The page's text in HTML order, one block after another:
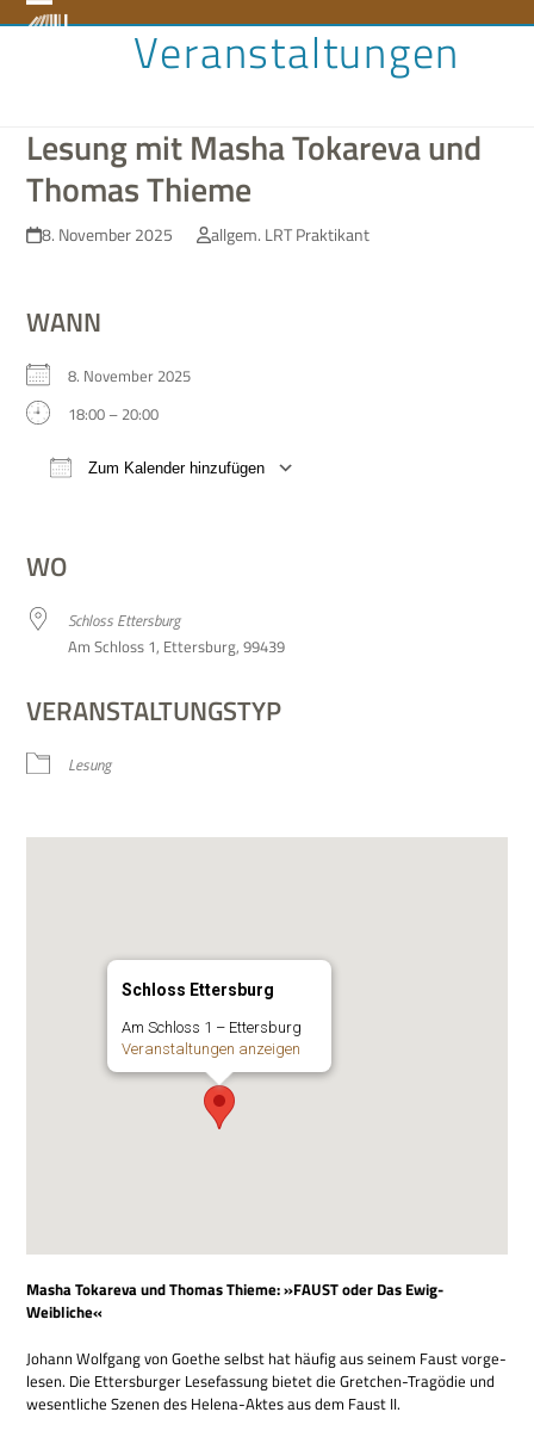
to Open
Close
Veranstaltungen
Lesung mit Masha Tokareva und
Thomas Thieme
8. November 2025 allgem. LRT Praktikant
WANN
8. Novem­ber 2025
18:00 – 20:00
Zum Kalender hinzufügen
WO
Schloss Etters­burg
Am Schloss 1, Etters­burg, 99439
VERANSTALTUNGSTYP
Lesung
Schloss Ettersburg
Am Schloss 1 – Ettersburg
Ver­an­stal­tun­gen anzeigen
Masha Tokar­eva und Tho­mas Thieme: »FAUST oder Das Ewig-
Weibliche«
Johann Wolf­gang von Goe­the selbst hat häu­fig aus sei­nem Faust vor­ge­
le­sen. Die Etters­bur­ger Lese­fas­sung bie­tet die Gret­chen-Tra­gö­die und
wesent­li­che Sze­nen des Helena-Aktes aus dem Faust II.